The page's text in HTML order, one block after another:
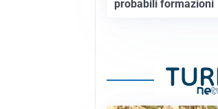
probabili formazioni